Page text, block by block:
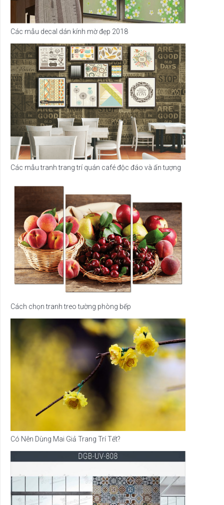
Các mẫu decal dán kính mờ đẹp 2018
Các mẫu tranh trang trí quán café độc đáo và ấn tượng
Cách chọn tranh treo tường phòng bếp
Có Nên Dùng Mai Giả Trang Trí Tết?